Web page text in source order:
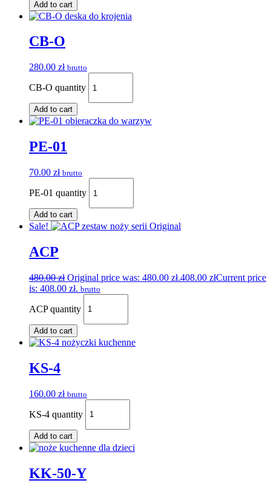
Add to cart
CB-O
280.00 zł brutto
CB-O quantity
Add to cart
PE-01
70.00 zł brutto
PE-01 quantity
Add to cart
Sale!
ACP
480.00zł Original price was: 480.00 zł.408.00 złCurrent price
is: 408.00 zł. brutto
ACP quantity
Add to cart
KS-4
160.00 zł brutto
KS-4 quantity
Add to cart
KK-50-Y